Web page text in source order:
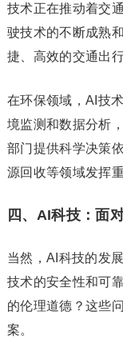
技术正在推动着交
驶技术的不断成熟
捷、高效的交通出行
在环保领域，AI技
境监测和数据分析
部门提供科学决策
源回收等领域发挥
四、AI科技：面
当然，AI科技的发
技术的安全性和可
的伦理道德？这些
案。